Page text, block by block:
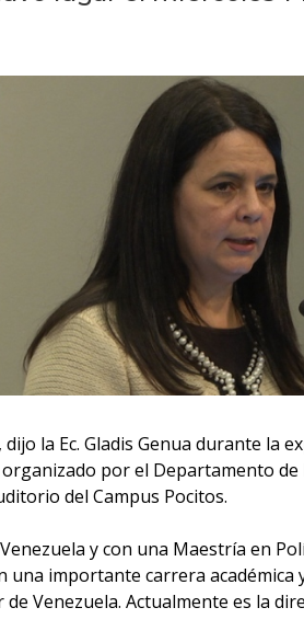
la Ec. Gladis Genua durante
por el Departamento
del Campus Pocitos.
y con una Maestría en
una importante carrera
Venezuela. Actualmente es la